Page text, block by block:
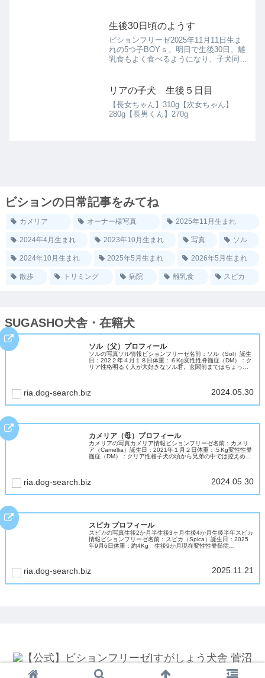
2/15 お散歩デビュー2月15日撮影生後
3ヶ月...
生後30日頃のようす
ビションフリーゼ2025年11月11日生ま
れの5つ子BOYｓ。明日で生後30日。離
乳食もよく食べるようになり、子犬同士
ているお部屋から、短い足でちょこちょ
こと出て来てア...
リアの子犬 生後５日目
【長女ちゃん】310g【次女ちゃん】
280g【長男くん】270g
ビションの日常記事をみてね
カメリア オーナー様写真 2025年11月生まれ
2024年4月生まれ 2023年10月生まれ 写真 ソル
2024年10月生まれ 2025年5月生まれ 2026年5月生まれ
散歩 トリミング 病院 離乳食 スピカ
SUGASHO犬舎・在籍犬
ソル（父）プロフィール
ソルの写真ソル情報ビションフリーゼ名前：ソル（Sol）誕生
日：202２年４月１８日体重：６Kg変性性脊髄症（DM）：ク
リア性格明るく人が大好きなソル君。玄関前まではちょっぴ
ria.dog-search.biz 2024.05.30
カメリア（母）プロフィール
カメリアの写真カメリア情報ビションフリーゼ名前：カメリ
ア（Camellia）誕生日：2021年１月２日体重：５Kg変性性脊
髄症（DM）：クリア性格子犬の頃から兄弟の中では控えめだ
ria.dog-search.biz 2024.05.30
スピカ プロフィール
スピカの写真生後2か月半生後3ヶ月生後4か月生後半年スピカ
情報ビションフリーゼ名前：スピカ（Spica）誕生日：2025
年9月6日体重：約4Kg 生後9か月現在変性性脊髄症
ria.dog-search.biz 2025.11.21
© 2021-2026 【公式】ビションフリーゼ|すがしょう犬舎 菅沼.